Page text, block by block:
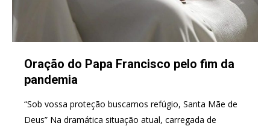
Oração do Papa Francisco pelo fim da
pandemia
“Sob vossa proteção buscamos refúgio, Santa Mãe de
Deus” Na dramática situação atual, carregada de